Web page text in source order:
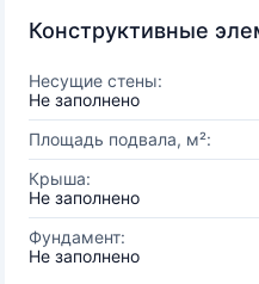
Конструктивные
Несущие стены:
Не заполнено
Площадь подвала, м²:
Крыша:
Не заполнено
Фундамент:
Не заполнено